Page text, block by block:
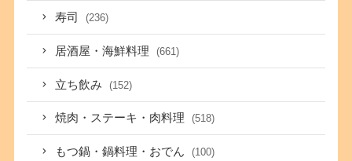
寿司 (236)
居酒屋・海鮮料理 (661)
立ち飲み (152)
焼肉・ステーキ・肉料理 (518)
もつ鍋・鍋料理・おでん (100)